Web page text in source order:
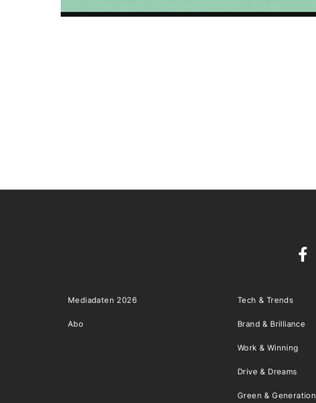
Mediadaten 2026
Abo
Tech & Trends
Brand & Brilliance
Work & Winning
Drive & Dreams
Green & Generation